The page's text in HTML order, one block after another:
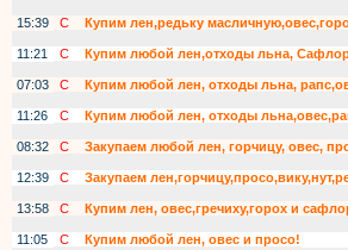
15:39
С
Купим лен,редьку
11:21
С
Купим любой лен,отходы льна, Сафлор
07:03
С
Купим любой лен, отходы льна,
11:26
С
Купим любой лен, отходы
08:32
С
Закупаем любой лен, горчицу, овес,
12:39
С
Закупаем
13:58
С
Купим лен, овес,гречиху,горох и
11:05
С
Купим любой лен, овес и просо!